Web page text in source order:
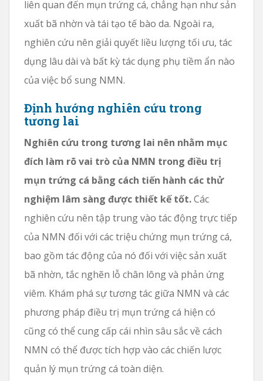
liên quan đến mụn trứng cá, chẳng hạn như sản
xuất bã nhờn và tái tạo tế bào da. Ngoài ra,
nghiên cứu nên giải quyết liều lượng tối ưu, tác
dụng lâu dài và bất kỳ tác dụng phụ tiềm ẩn nào
của việc bổ sung NMN.
Định hướng nghiên cứu trong
tương lai
Nghiên cứu trong tương lai nên nhằm mục
đích làm rõ vai trò của NMN trong điều trị
mụn trứng cá bằng cách tiến hành các thử
nghiệm lâm sàng được thiết kế tốt.Các
nghiên cứu nên tập trung vào tác động trực tiếp
của NMN đối với các triệu chứng mụn trứng cá,
bao gồm tác động của nó đối với việc sản xuất
bã nhờn, tắc nghẽn lỗ chân lông và phản ứng
viêm. Khám phá sự tương tác giữa NMN và các
phương pháp điều trị mụn trứng cá hiện có
cũng có thể cung cấp cái nhìn sâu sắc về cách
NMN có thể được tích hợp vào các chiến lược
quản lý mụn trứng cá toàn diện.